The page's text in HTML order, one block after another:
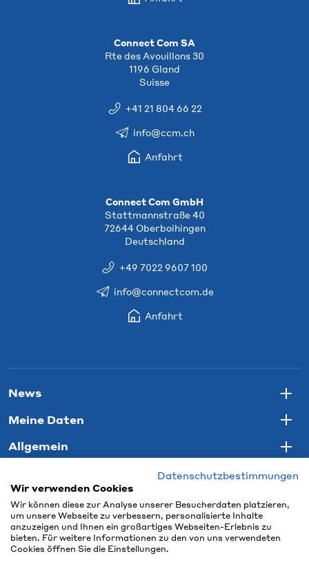
Connect Com SA
Rte des Avouillons 30
1196 Gland
Suisse
+41 21 804 66 22
info@ccm.ch
Anfahrt
Connect Com GmbH
Stattmannstraße 40
72644 Oberboihingen
Deutschland
+49 7022 9607 100
info@connectcom.de
Anfahrt
News
Meine Daten
Allgemein
Datenschutzbestimmungen
Wir verwenden Cookies
Wir können diese zur Analyse unserer Besucherdaten platzieren,
um unsere Webseite zu verbessern, personalisierte Inhalte
anzuzeigen und Ihnen ein großartiges Webseiten-Erlebnis zu
bieten. Für weitere Informationen zu den von uns verwendeten
Cookies öffnen Sie die Einstellungen.